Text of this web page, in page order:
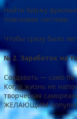
Найти биржу
поисковая система.
Чтобы сразу было
№ 2. Заработок на
Cоздавать — само по
Когда жизнь не
творческая
ЖЕЛАЮЩИМ